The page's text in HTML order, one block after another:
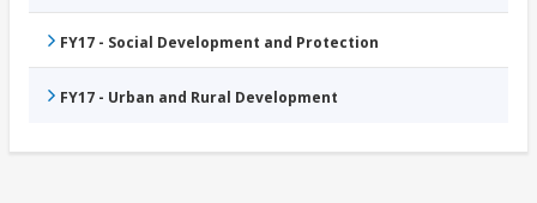
FY17 - Social Development and Protection
FY17 - Urban and Rural Development